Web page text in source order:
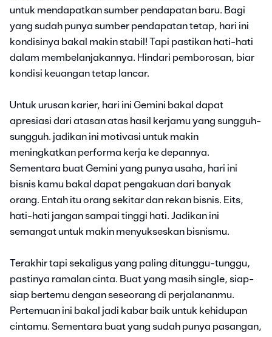
untuk mendapatkan sumber pendapatan baru. Bagi
yang sudah punya sumber pendapatan tetap, hari ini
kondisinya bakal makin stabil! Tapi pastikan hati-hati
dalam membelanjakannya. Hindari pemborosan, biar
kondisi keuangan tetap lancar.
Untuk urusan karier, hari ini Gemini bakal dapat
apresiasi dari atasan atas hasil kerjamu yang sungguh-
sungguh. jadikan ini motivasi untuk makin
meningkatkan performa kerja ke depannya.
Sementara buat Gemini yang punya usaha, hari ini
bisnis kamu bakal dapat pengakuan dari banyak
orang. Entah itu orang sekitar dan rekan bisnis. Eits,
hati-hati jangan sampai tinggi hati. Jadikan ini
semangat untuk makin menyukseskan bisnismu.
Terakhir tapi sekaligus yang paling ditunggu-tunggu,
pastinya ramalan cinta. Buat yang masih single, siap-
siap bertemu dengan seseorang di perjalananmu.
Pertemuan ini bakal jadi kabar baik untuk kehidupan
cintamu. Sementara buat yang sudah punya pasangan,